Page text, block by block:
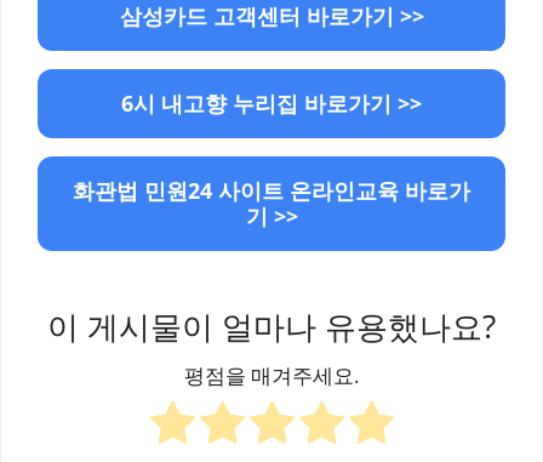
삼성카드 고객센터 바로가기 >>
6시 내고향 누리집 바로가기 >>
화관법 민원24 사이트 온라인교육 바로가
기 >>
이 게시물이 얼마나 유용했나요?
평점을 매겨주세요.